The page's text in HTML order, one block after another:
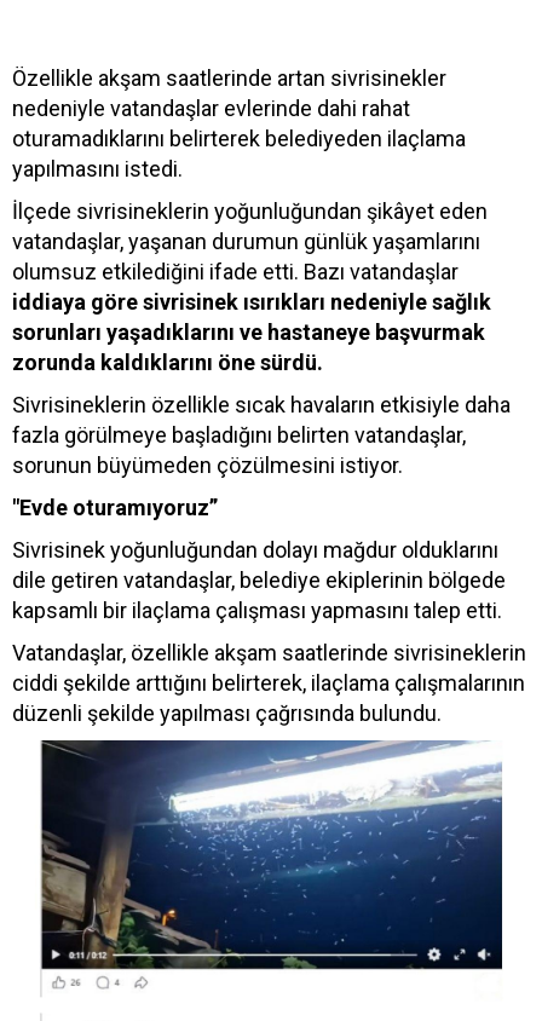
Özellikle akşam saatlerinde artan sivrisinekler
nedeniyle vatandaşlar evlerinde dahi rahat
oturamadıklarını belirterek belediyeden ilaçlama
yapılmasını istedi.
İlçede sivrisineklerin yoğunluğundan şikâyet eden
vatandaşlar, yaşanan durumun günlük yaşamlarını
olumsuz etkilediğini ifade etti. Bazı vatandaşlar
iddiaya göre sivrisinek ısırıkları nedeniyle sağlık
sorunları yaşadıklarını ve hastaneye başvurmak
zorunda kaldıklarını öne sürdü.
Sivrisineklerin özellikle sıcak havaların etkisiyle daha
fazla görülmeye başladığını belirten vatandaşlar,
sorunun büyümeden çözülmesini istiyor.
"Evde oturamıyoruz”
Sivrisinek yoğunluğundan dolayı mağdur olduklarını
dile getiren vatandaşlar, belediye ekiplerinin bölgede
kapsamlı bir ilaçlama çalışması yapmasını talep etti.
Vatandaşlar, özellikle akşam saatlerinde sivrisineklerin
ciddi şekilde arttığını belirterek, ilaçlama çalışmalarının
düzenli şekilde yapılması çağrısında bulundu.